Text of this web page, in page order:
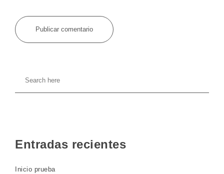
Entradas recientes
Inicio prueba